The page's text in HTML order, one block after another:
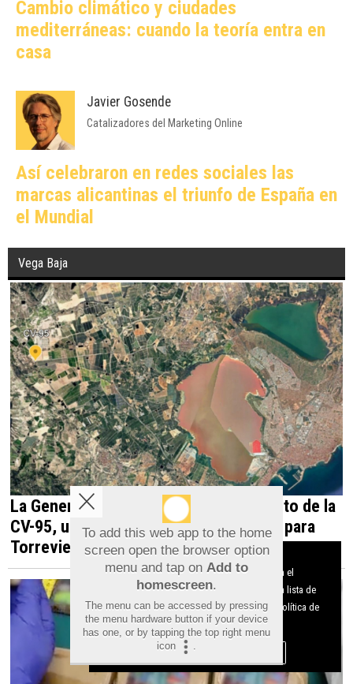
Cambio climático y ciudades
mediterráneas: cuando la teoría entra en
casa
Javier Gosende
Catalizadores del Marketing Online
Así celebraron en redes sociales las
marcas alicantinas el triunfo de España en
el Mundial
Vega Baja
La Generalitat impulsa el desdoblamiento de la
CV-95, una infraestructura estratégica para
Torrevieja y la Vega Baja
To add this web app to the home
screen open the browser option
menu and tap on Add to
homescreen.
The menu can be accessed by pressing
the menu hardware button if your device
has one, or by tapping the top right menu
icon
.
Aviso sobre el Uso de cookies:
Utilizamos cookies nuestras y de terceros para el
funcionamiento del digital. Puedes consultar la lista de
cookies y como desconectarlas. Ver nuestra Política de
Privacidad y Cookies
Aceptar Cookies